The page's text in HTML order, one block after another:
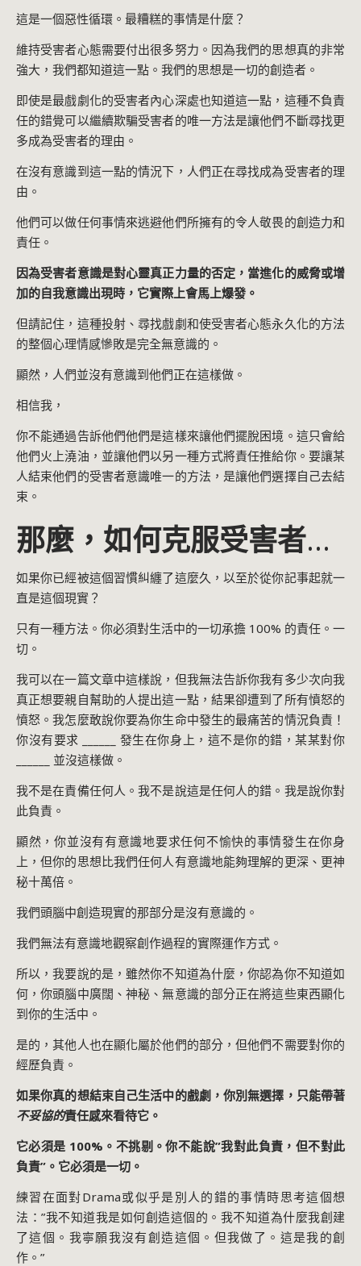
這是一個惡性循環。最糟糕的事情是什麼？
維持受害者心態需要付出很多努力。因為我們的思想真的非常
強大，我們都知道這一點。我們的思想是一切的創造者。
即使是最戲劇化的受害者內心深處也知道這一點，這種不負責
任的錯覺可以繼續欺騙受害者的唯一方法是讓他們不斷尋找更
多成為受害者的理由。
在沒有意識到這一點的情況下，人們正在尋找成為受害者的理
由。
他們可以做任何事情來逃避他們所擁有的令人敬畏的創造力和
責任。
因為受害者意識是對心靈真正力量的否定，當進化的威脅或增
加的自我意識出現時，它實際上會馬上爆發。
但請記住，這種投射、尋找戲劇和使受害者心態永久化的方法
的整個心理情感慘敗是完全無意識的。
顯然，人們並沒有意識到他們正在這樣做。
相信我，
你不能通過告訴他們他們是這樣來讓他們擺脫困境。這只會給
他們火上澆油，並讓他們以另一種方式將責任推給你。要讓某
人結束他們的受害者意識唯一的方法，是讓他們選擇自己去結
束。
那麼，如何克服受害者心
態？
如果你已經被這個習慣糾纏了這麼久，以至於從你記事起就一
直是這個現實？
只有一種方法。你必須對生活中的一切承擔 100% 的責任。一
切。
我可以在一篇文章中這樣說，但我無法告訴你我有多少次向我
真正想要親自幫助的人提出這一點，結果卻遭到了所有憤怒的
憤怒。我怎麼敢說你要為你生命中發生的最痛苦的情況負責！
你沒有要求 ______ 發生在你身上，這不是你的錯，某某對你
______ 並沒這樣做。
我不是在責備任何人。我不是說這是任何人的錯。我是說你對
此負責。
顯然，你並沒有有意識地要求任何不愉快的事情發生在你身
上，但你的思想比我們任何人有意識地能夠理解的更深、更神
秘十萬倍。
我們頭腦中創造現實的那部分是沒有意識的。
我們無法有意識地觀察創作過程的實際運作方式。
所以，我要說的是，雖然你不知道為什麼，你認為你不知道如
何，你頭腦中廣闊、神秘、無意識的部分正在將這些東西顯化
到你的生活中。
是的，其他人也在顯化屬於他們的部分，但他們不需要對你的
經歷負責。
如果你真的想結束自己生活中的戲劇，你別無選擇，只能帶著
不妥協的責任感來看待它。
它必須是 100%。不挑剔。你不能說”我對此負責，但不對此
負責”。它必須是一切。
練習在面對Drama或似乎是別人的錯的事情時思考這個想
法：”我不知道我是如何創造這個的。我不知道為什麼我創建
了這個。我寧願我沒有創造這個。但我做了。這是我的創
作。”